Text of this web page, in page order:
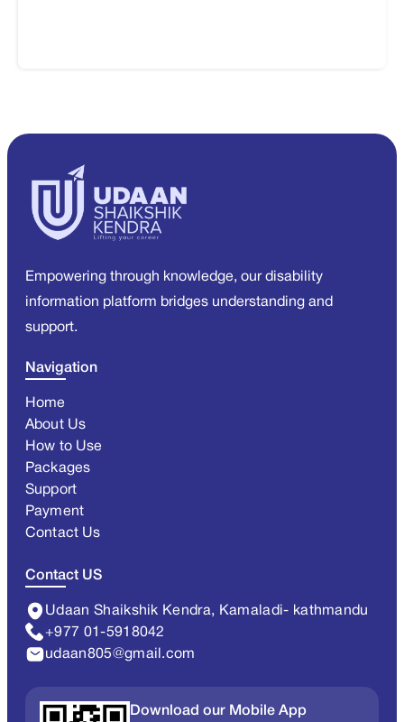
Empowering through knowledge, our disability
information platform bridges understanding and
support.
Navigation
Home
About Us
How to Use
Packages
Support
Payment
Contact Us
Contact US
Udaan Shaikshik Kendra, Kamaladi- kathmandu
+977 01-5918042
udaan805@gmail.com
Download our Mobile App